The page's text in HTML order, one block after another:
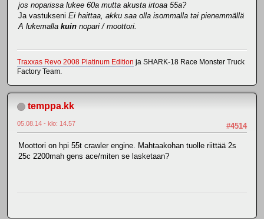
jos noparissa lukee 60a mutta akusta irtoaa 55a?
Ja vastukseni Ei haittaa, akku saa olla isommalla tai pienemmällä
A lukemalla kuin nopari / moottori.
Traxxas Revo 2008 Platinum Edition ja SHARK-18 Race Monster Truck
Factory Team.
temppa.kk
#4514
05.08.14 - klo: 14.57
Moottori on hpi 55t crawler engine. Mahtaakohan tuolle riittää 2s
25c 2200mah gens ace/miten se lasketaan?